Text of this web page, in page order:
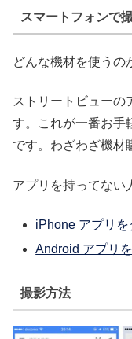
スマートフォンで
どんな機材を使うの
ストリートビューの
す。これが一番お手
です。わざわざ機材
アプリを持ってない
iPhone アプリを
Android アプリ
撮影方法